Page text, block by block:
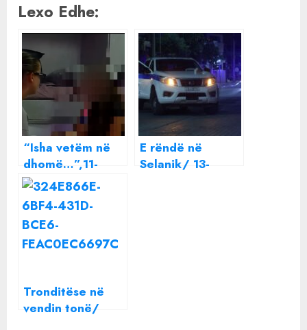
Lexo Edhe:
“Isha vetëm në
dhomë…”,11-
vjeçarja abuzohet
seksualisht nga
burri i kushërirës,
institucionet
vonojnë
E rëndë në
Selanik/ 13-
Tronditëse në
vendin tonë/